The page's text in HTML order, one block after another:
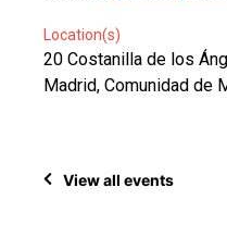
Location(s)
20 Costanilla de los
Madrid, Comunidad de
View all events